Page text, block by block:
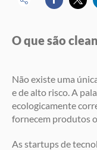
O que são
Não existe uma
e de alto risco. A
ecologicamente
fornecem produtos
As startups de